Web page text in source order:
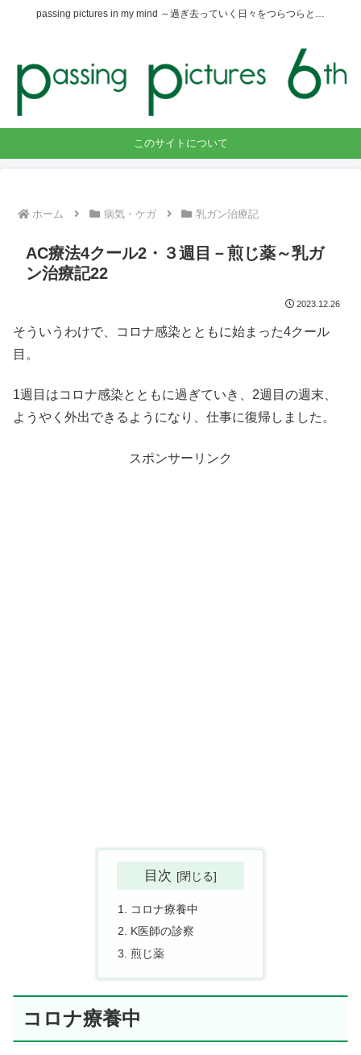
passing pictures in my mind ～過ぎ去っていく日々をつらつらと…
このサイトについて
ホーム 病気・ケガ 乳ガン治療記
AC療法4クール2・３週目－煎じ薬～乳ガ
ン治療記22
2023.12.26
そういうわけで、コロナ感染とともに始まった4クール
目。
1週目はコロナ感染とともに過ぎていき、2週目の週末、
ようやく外出できるようになり、仕事に復帰しました。
スポンサーリンク
目次
コロナ療養中
K医師の診察
煎じ薬
コロナ療養中